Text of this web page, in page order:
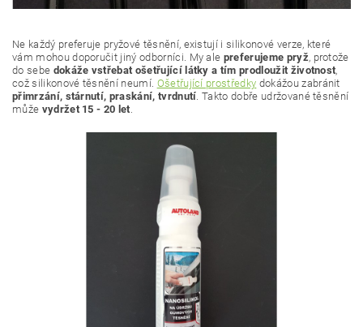
Ne každý preferuje pryžové těsnění, existují i silikonové verze, které
vám mohou doporučit jiný odborníci. My ale preferujeme pryž, protože
do sebe dokáže vstřebat ošetřující látky a tím prodloužit životnost,
což silikonové těsnění neumí. Ošetřující prostředky dokážou zabránit
přimrzání, stárnutí, praskání, tvrdnutí. Takto dobře udržované těsnění
může vydržet 15 - 20 let.